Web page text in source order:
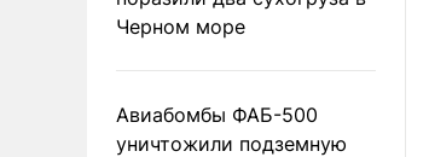
Черном море
Авиабомбы ФАБ-500
уничтожили подземную